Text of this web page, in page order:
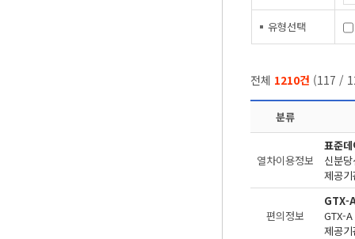
유형선택
전체 1210건 (117 /
분류
열차이용정보
표준
신분
제공
편의정보
GTX-
제공